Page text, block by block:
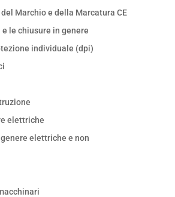
Marchio e della Marcatura CE
le chiusure in genere
individuale (dpi)
elettriche
elettriche e non